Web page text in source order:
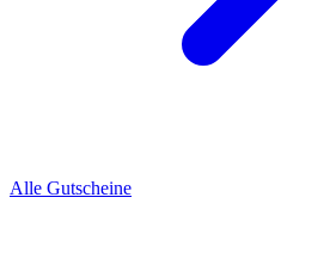
Alle Gutscheine